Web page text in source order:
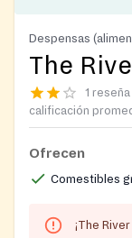
Despensas
The
1 reseña
calificación
Ofrecen
Comestibles
¡The